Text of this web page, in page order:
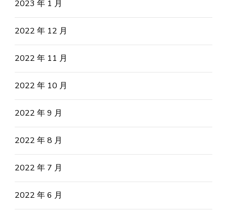
2023 年 1 月
2022 年 12 月
2022 年 11 月
2022 年 10 月
2022 年 9 月
2022 年 8 月
2022 年 7 月
2022 年 6 月